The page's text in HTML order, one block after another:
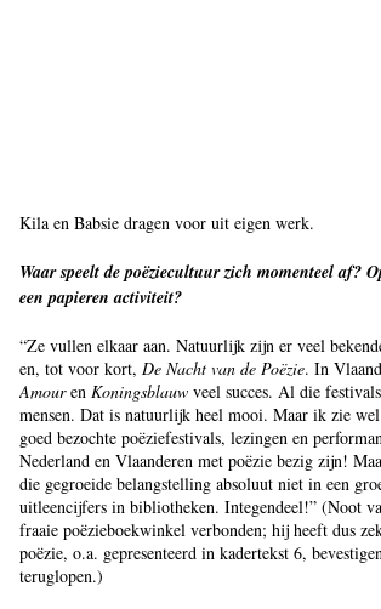
Kila en Babsie dragen voor uit eigen werk.
Waar speelt de poëziecultuur zich momenteel af?
een papieren activiteit?
“Ze vullen elkaar aan. Natuurlijk zijn er veel
en, tot voor kort, De Nacht van de Poëzie. In
Amouren Koningsblauw veel succes. Al die
mensen. Dat is natuurlijk heel mooi. Maar ik zie
goed bezochte poëziefestivals, lezingen en
Nederland en Vlaanderen met poëzie bezig zijn!
die gegroeide belangstelling absoluut niet in een
uitleencijfers in bibliotheken. Integendeel!” (Noot
fraaie poëzieboekwinkel verbonden; hij heeft dus
poëzie, o.a. gepresenteerd in kadertekst 6,
teruglopen.)